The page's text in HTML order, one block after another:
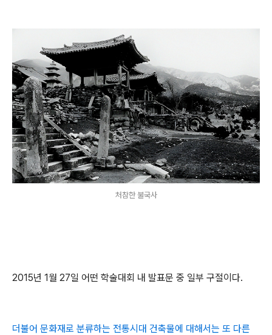
처참한 불국사
2015년 1월 27일 어떤 학술대회 내 발표문 중 일부 구절이다.
더불어 문화재로 분류하는 전통시대 건축물에 대해서는 또 다른